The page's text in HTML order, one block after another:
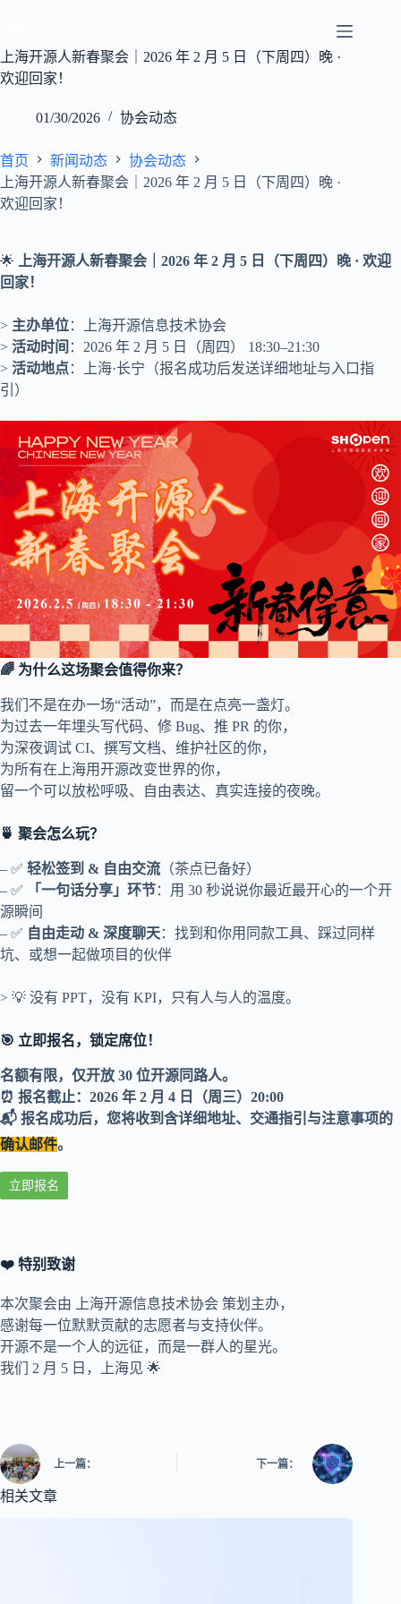
内
容
上海开源人新春聚会｜2026 年 2 月 5 日（下周四）晚 ·
欢迎回家！
01/30/2026 协会动态
首页 新闻动态
协会动态
上海开源人新春聚会｜2026 年 2 月 5 日（下周四）晚 ·
欢迎回家！
🌟
上海开源人新春聚会｜2026 年 2 月 5 日（下周四）晚 · 欢迎
回家！
> 主办单位：上海开源信息技术协会
> 活动时间 ：2026 年 2 月 5 日（周四） 18:30–21:30
> 活动地点：上海·长宁（报名成功后发送详细地址与入口指
引）
🌈 为什么这场聚会值得你来？
我们不是在办一场“活动”，而是在点亮一盏灯。
为过去一年埋头写代码、修 Bug、推 PR 的你，
为深夜调试 CI、撰写文档、维护社区的你，
为所有在上海用开源改变世界的你，
留一个可以放松呼吸、自由表达、真实连接的夜晚。
🍵 聚会怎么玩？
– ✅ 轻松签到 & 自由交流 （茶点已备好）
– ✅
「一句话分享」环节：用 30 秒说说你最近最开心的一个开
源瞬间
– ✅ 自由走动 & 深度聊天：找到和你用同款工具、踩过同样
坑、或想一起做项目的伙伴
> 💡 没有 PPT，没有 KPI，只有人与人的温度。
🎯 立即报名，锁定席位！
名额有限，仅开放 30 位开源同路人。
⏰ 报名截止：2026 年 2 月 4 日（周三）20:00
📬 报名成功后，您将收到含详细地址、交通指引与注意事项的
确认邮件。
立即报名
❤️ 特别致谢
本次聚会由 上海开源信息技术协会 策划主办，
感谢每一位默默贡献的志愿者与支持伙伴。
开源不是一个人的远征，而是一群人的星光。
我们 2 月 5 日，上海见 🌟
上一篇： 下一篇：
相关文章